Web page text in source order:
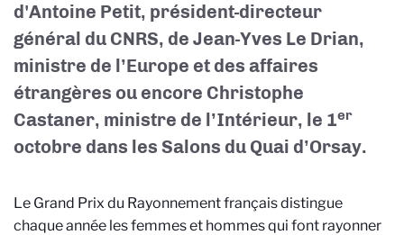
d'Antoine Petit, président-directeur
général du CNRS, de Jean-Yves Le Drian,
ministre de l’Europe et des affaires
étrangères ou encore Christophe
Castaner, ministre de l’Intérieur, le 1er
octobre dans les Salons du Quai d’Orsay.
Le Grand Prix du Rayonnement français distingue
chaque année les femmes et hommes qui font rayonner